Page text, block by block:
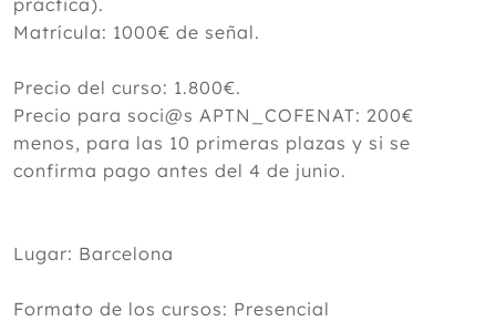
práctica).
Matrícula: 1000€ de señal.
Precio del curso: 1.800€.
Precio para soci@s APTN_COFENAT: 200€
menos, para las 10 primeras plazas y si se
confirma pago antes del 4 de junio.
Lugar: Barcelona
Formato de los cursos: Presencial